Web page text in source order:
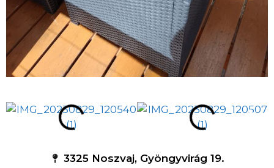
3325 Noszvaj, Gyöngyvirág 19.